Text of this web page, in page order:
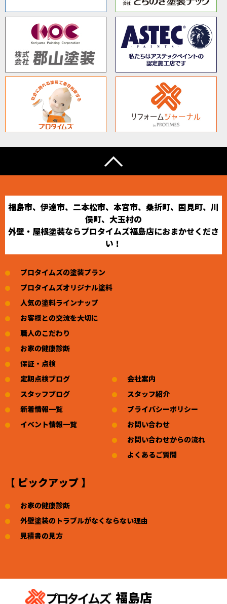
福島市、伊達市、二本松市、本宮市、桑折町、国見町、川
俣町、大玉村の
外壁・屋根塗装ならプロタイムズ福島店におまかせくださ
い！
プロタイムズの塗装プラン
プロタイムズオリジナル塗料
人気の塗料ラインナップ
お客様との交流を大切に
職人のこだわり
お家の健康診断
保証・点検
定期点検ブログ
スタッフブログ
新着情報一覧
イベント情報一覧
会社案内
スタッフ紹介
プライバシーポリシー
お問い合わせ
お問い合わせからの流れ
よくあるご質問
【 ピックアップ 】
お家の健康診断
外壁塗装のトラブルがなくならない理由
見積書の見方
福島店